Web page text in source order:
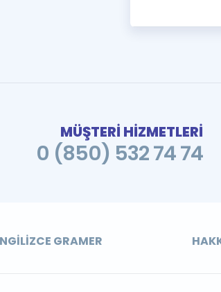
MÜŞTERİ HİZMETLERİ
0 (850) 532 74 74
GRAMER